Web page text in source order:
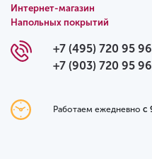
Интернет-магазин
Напольных покрытий
+7 (495) 720 95 96
+7 (903) 720 95 96
Работаем ежедневно с